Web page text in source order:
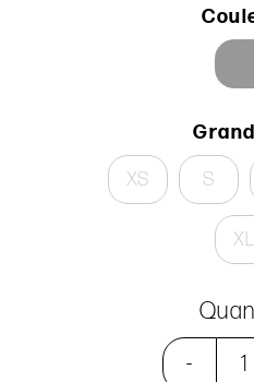
XS S
XL
-